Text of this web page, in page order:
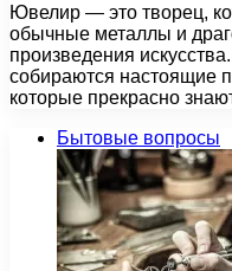
Ювелир — это творец,
обычные металлы и
произведения
собираются настоящие
которые прекрасно
Бытовые вопросы